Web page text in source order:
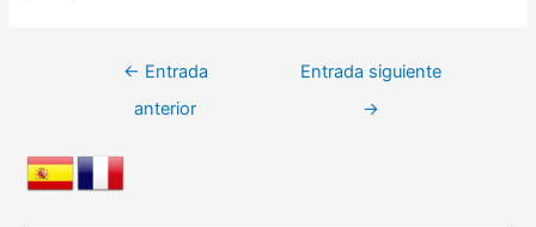
Navegación
← Entrada
anterior
Entrada siguiente
→